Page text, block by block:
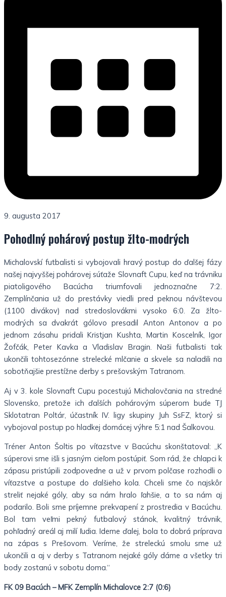
9. augusta 2017
Pohodlný pohárový postup žlto-modrých
Michalovskí futbalisti si vybojovali hravý postup do ďalšej fázy
našej najvyššej pohárovej súťaže Slovnaft Cupu, keď na trávniku
piatoligového Bacúcha triumfovali jednoznačne 7:2.
Zemplínčania už do prestávky viedli pred peknou návštevou
(1100 divákov) nad stredoslovákmi vysoko 6:0. Za žlto-
modrých sa dvakrát gólovo presadil Anton Antonov a po
jednom zásahu pridali Kristjan Kushta, Martin Koscelník, Igor
Žofčák, Peter Kavka a Vladislav Bragin. Naši futbalisti tak
ukončili tohtosezónne strelecké mlčanie a skvele sa naladili na
sobotňajšie prestížne derby s prešovským Tatranom.
Aj v 3. kole Slovnaft Cupu pocestujú Michalovčania na stredné
Slovensko, pretože ich ďalších pohárovým súperom bude TJ
Sklotatran Poltár, účastník IV. ligy skupiny Juh SsFZ, ktorý si
vybojoval postup po hladkej domácej výhre 5:1 nad Šalkovou.
Tréner Anton Šoltis po víťazstve v Bacúchu skonštatoval: „K
súperovi sme išli s jasným cieľom postúpiť. Som rád, že chlapci k
zápasu pristúpili zodpovedne a už v prvom polčase rozhodli o
víťazstve a postupe do ďalšieho kola. Chceli sme čo najskôr
streliť nejaké góly, aby sa nám hralo ľahšie, a to sa nám aj
podarilo. Boli sme príjemne prekvapení z prostredia v Bacúchu.
Bol tam veľmi pekný futbalový stánok, kvalitný trávnik,
pohľadný areál aj milí ľudia. Ideme ďalej, bola to dobrá príprava
na zápas s Prešovom. Veríme, že streleckú smolu sme už
ukončili a aj v derby s Tatranom nejaké góly dáme a všetky tri
body zostanú v sobotu doma.“
FK 09 Bacúch – MFK Zemplín Michalovce 2:7 (0:6)